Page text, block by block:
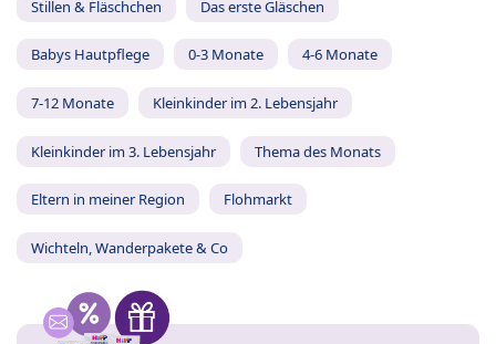
Stillen & Fläschchen Das erste Gläschen
Babys Hautpflege 0-3 Monate 4-6 Monate
7-12 Monate Kleinkinder im 2. Lebensjahr
Kleinkinder im 3. Lebensjahr Thema des Monats
Eltern in meiner Region Flohmarkt
Wichteln, Wanderpakete & Co